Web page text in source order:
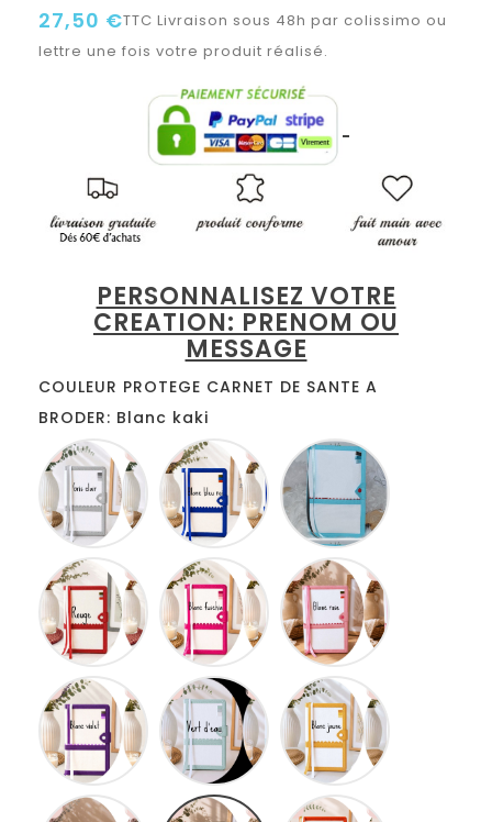
27,50 €TTC Livraison sous 48h par colissimo ou
lettre une fois votre produit réalisé.
PERSONNALISEZ VOTRE
CREATION: PRENOM OU
MESSAGE
COULEUR PROTEGE CARNET DE SANTE A
BRODER: Blanc kaki
Blanc
gris
Blanc
bleu
roi
Blanc
rouge
Blanc
fuschia
Blanc
lilas
Blanc
anis
Blanc
Blanc